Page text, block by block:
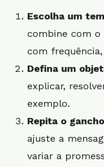
Escolha um
combine com o
com
Defina um
explicar,
exemplo.
Repita o gancho
ajuste a
variar a